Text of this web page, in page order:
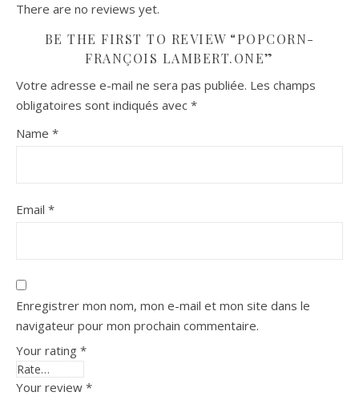
There are no reviews yet.
BE THE FIRST TO REVIEW “POPCORN-
FRANÇOIS LAMBERT.ONE”
Votre adresse e-mail ne sera pas publiée. Les champs
obligatoires sont indiqués avec *
Name *
Email *
Enregistrer mon nom, mon e-mail et mon site dans le
navigateur pour mon prochain commentaire.
Your rating *
Your review *